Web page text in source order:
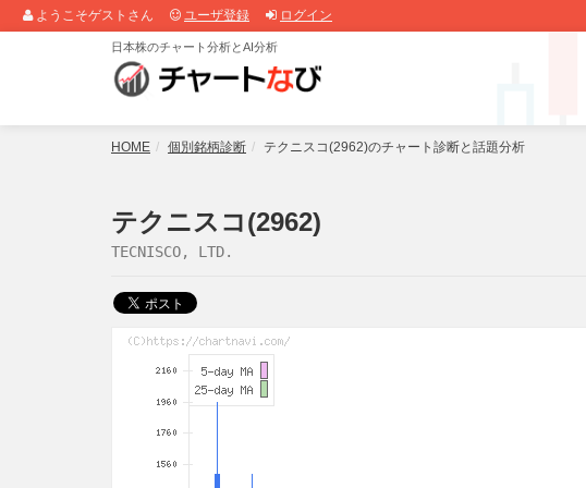
ようこそゲストさん ユーザ登録 ログイン
日本株のチャート分析とAI分析
HOME 個別銘柄診断 テクニスコ(2962)のチャート診断と話題分析
テクニスコ(2962)
TECNISCO, LTD.